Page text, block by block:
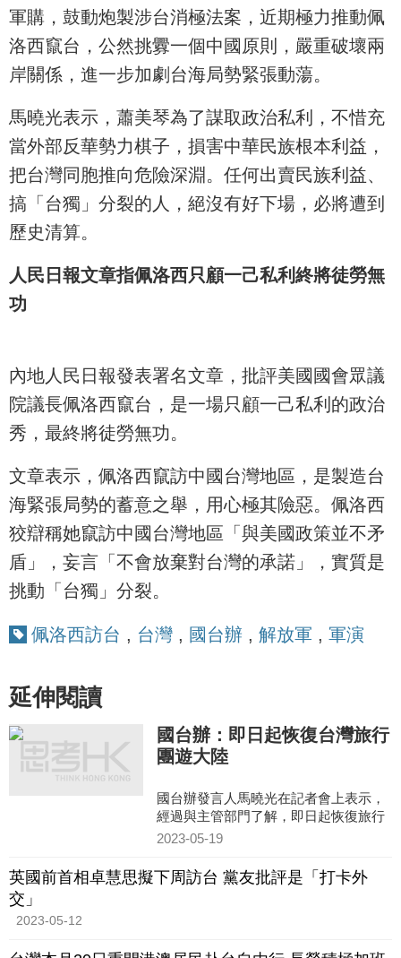
軍購，鼓動炮製涉台消極法案，近期極力推動佩
洛西竄台，公然挑釁一個中國原則，嚴重破壞兩
岸關係，進一步加劇台海局勢緊張動蕩。
馬曉光表示，蕭美琴為了謀取政治私利，不惜充
當外部反華勢力棋子，損害中華民族根本利益，
把台灣同胞推向危險深淵。任何出賣民族利益、
搞「台獨」分裂的人，絕沒有好下場，必將遭到
歷史清算。
人民日報文章指佩洛西只顧一己私利終將徒勞無
功
內地人民日報發表署名文章，批評美國國會眾議
院議長佩洛西竄台，是一場只顧一己私利的政治
秀，最終將徒勞無功。
文章表示，佩洛西竄訪中國台灣地區，是製造台
海緊張局勢的蓄意之舉，用心極其險惡。佩洛西
狡辯稱她竄訪中國台灣地區「與美國政策並不矛
盾」，妄言「不會放棄對台灣的承諾」，實質是
挑動「台獨」分裂。
佩洛西訪台 , 台灣 , 國台辦 , 解放軍 , 軍演
延伸閱讀
國台辦：即日起恢復台灣旅行
團遊大陸
國台辦發言人馬曉光在記者會上表示，
經過與主管部門了解，即日起恢復旅行
社經營台灣居民到大陸團隊旅遊。大陸
覽大好河山，看看各地發展新貌。
2023-05-19
英國前首相卓慧思擬下周訪台 黨友批評是「打卡外
交」
2023-05-12